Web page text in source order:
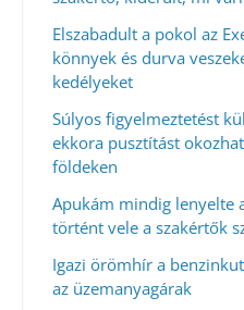
Elszabadult a pokol az
könnyek és durva
kedélyeket
Súlyos figyelmeztetést
ekkora pusztítást
földeken
Apukám mindig lenyelte
történt vele a szakértők
Igazi örömhír a
az üzemanyagárak